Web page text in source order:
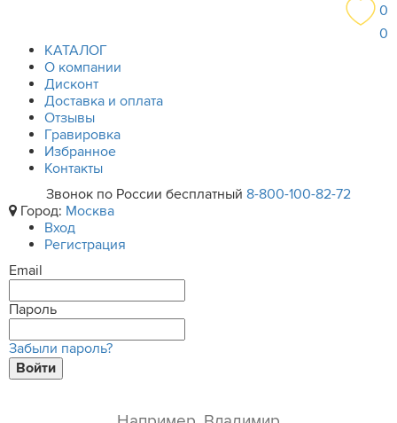
0
0
КАТАЛОГ
О компании
Дисконт
Доставка и оплата
Отзывы
Гравировка
Избранное
Контакты
Звонок по России бесплатный 8-800-100-82-72
Город: Москва
Вход
Регистрация
Email
Пароль
Забыли пароль?
Войти